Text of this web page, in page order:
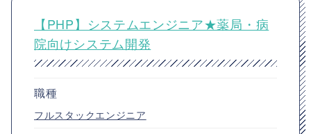
【PHP】システムエンジニア★薬局・病
院向けシステム開発
職種
フルスタックエンジニア